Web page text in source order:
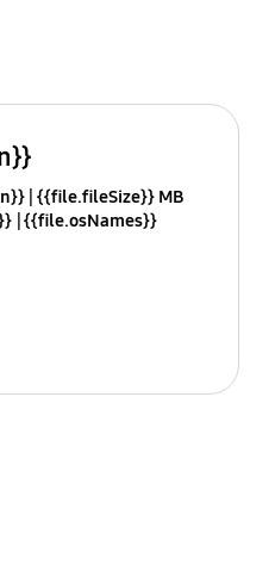
{{file.fileSize}} MB
{{file.osNames}}